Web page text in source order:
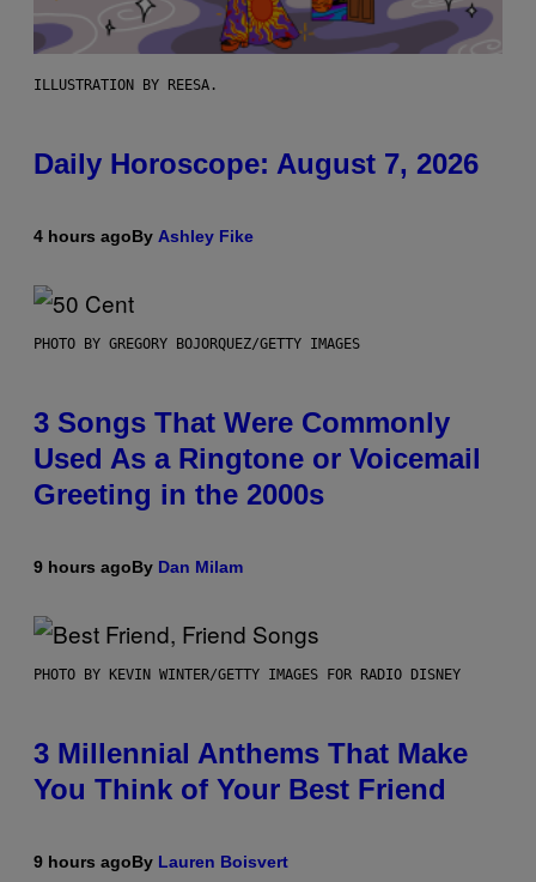
ILLUSTRATION BY REESA.
Daily Horoscope: August 7, 2026
4 hours agoBy Ashley Fike
PHOTO BY GREGORY BOJORQUEZ/GETTY IMAGES
3 Songs That Were Commonly
Used As a Ringtone or Voicemail
Greeting in the 2000s
9 hours agoBy Dan Milam
PHOTO BY KEVIN WINTER/GETTY IMAGES FOR RADIO DISNEY
3 Millennial Anthems That Make
You Think of Your Best Friend
9 hours agoBy Lauren Boisvert